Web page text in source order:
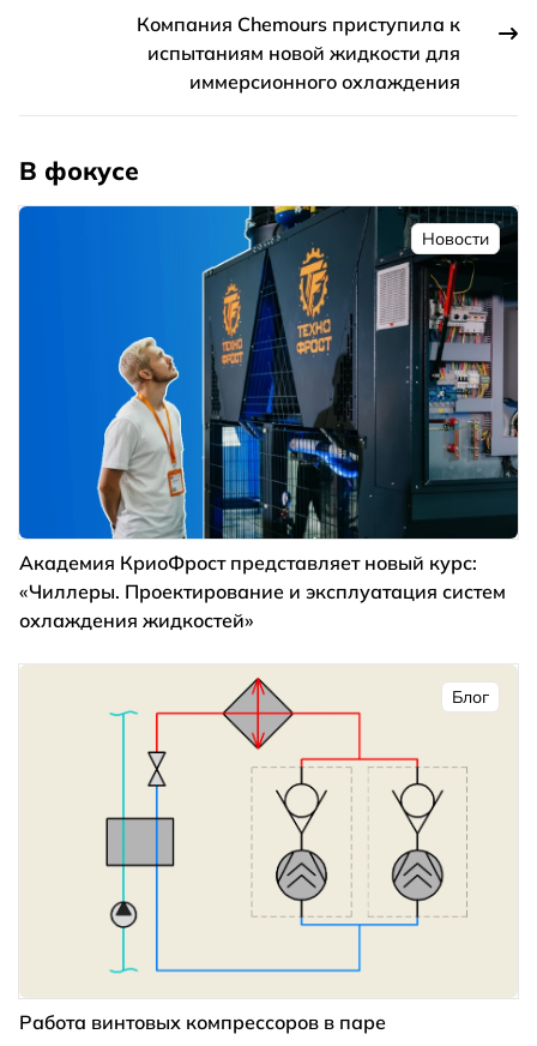
Компания Chemours приступила к
испытаниям новой жидкости для
иммерсионного охлаждения
В фокусе
Новости
Академия КриоФрост представляет новый курс:
«Чиллеры. Проектирование и эксплуатация систем
охлаждения жидкостей»
Блог
Работа винтовых компрессоров в паре